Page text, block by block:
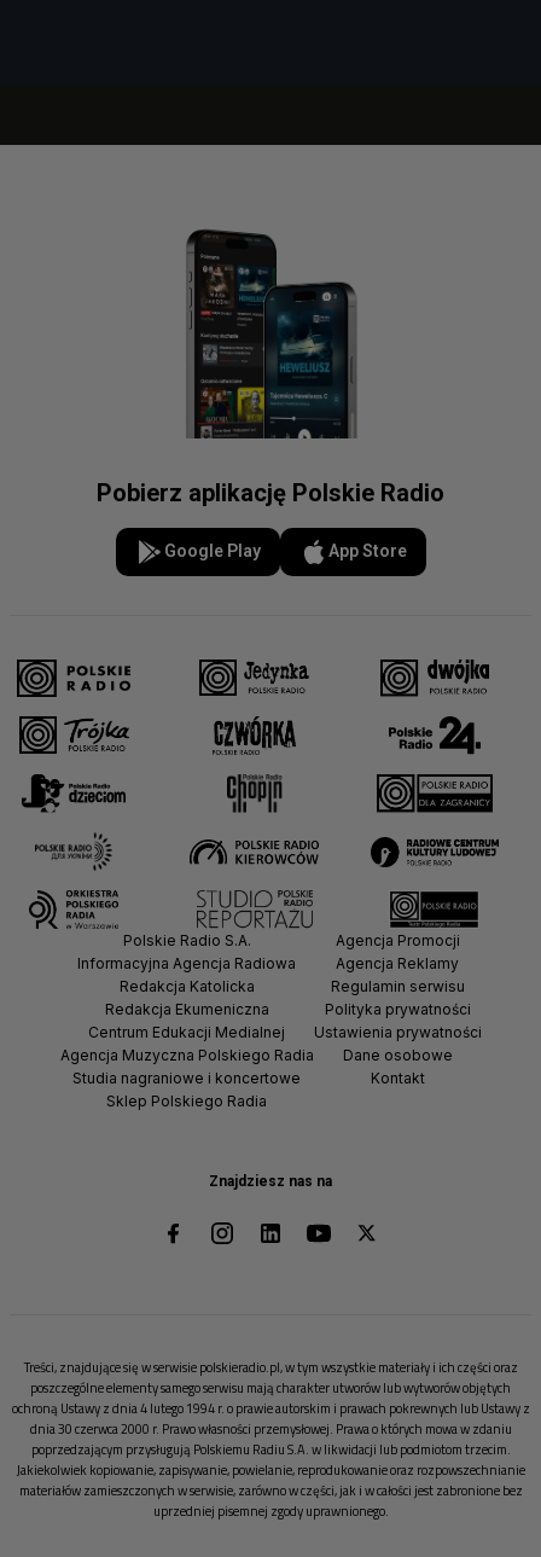
Pobierz aplikację Polskie Radio
Google Play App Store
Znajdziesz nas na
Polskie Radio S.A.
Informacyjna Agencja Radiowa
Redakcja Katolicka
Redakcja Ekumeniczna
Centrum Edukacji Medialnej
Agencja Muzyczna Polskiego Radia
Studia nagraniowe i koncertowe
Sklep Polskiego Radia
Agencja Promocji
Agencja Reklamy
Regulamin serwisu
Polityka prywatności
Ustawienia prywatności
Dane osobowe
Kontakt
Treści, znajdujące się w serwisie polskieradio.pl, w tym wszystkie materiały i ich części oraz
poszczególne elementy samego serwisu mają charakter utworów lub wytworów objętych
ochroną Ustawy z dnia 4 lutego 1994 r. o prawie autorskim i prawach pokrewnych lub Ustawy z
dnia 30 czerwca 2000 r. Prawo własności przemysłowej. Prawa o których mowa w zdaniu
poprzedzającym przysługują Polskiemu Radiu S.A. w likwidacji lub podmiotom trzecim.
Jakiekolwiek kopiowanie, zapisywanie, powielanie, reprodukowanie oraz rozpowszechnianie
materiałów zamieszczonych w serwisie, zarówno w części, jak i w całości jest zabronione bez
uprzedniej pisemnej zgody uprawnionego.